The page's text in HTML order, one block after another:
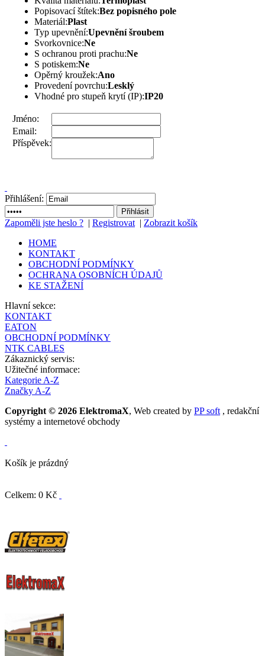
Popisovací štítek:Bez popisného pole
Materiál:Plast
Typ upevnění:Upevnění šroubem
Svorkovnice:Ne
S ochranou proti prachu:Ne
S potiskem:Ne
Opěrný kroužek:Ano
Provedení povrchu:Lesklý
Vhodné pro stupeň krytí (IP):IP20
Jméno:
Email:
Příspěvek:
Přihlášení:
Zapoměli jste heslo ? | Registrovat | Zobrazit košík
HOME
KONTAKT
OBCHODNÍ PODMÍNKY
OCHRANA OSOBNÍCH ÚDAJŮ
KE STAŽENÍ
Hlavní sekce:
KONTAKT
EATON
OBCHODNÍ PODMÍNKY
NTK CABLES
Zákaznický servis:
Užitečné informace:
Kategorie A-Z
Značky A-Z
Copyright © 2026 ElektromaX, Web created by PP soft , redakční
systémy a internetové obchody
Košík je prázdný
Celkem: 0 Kč